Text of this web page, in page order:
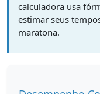
calculadora usa
estimar seus
maratona.